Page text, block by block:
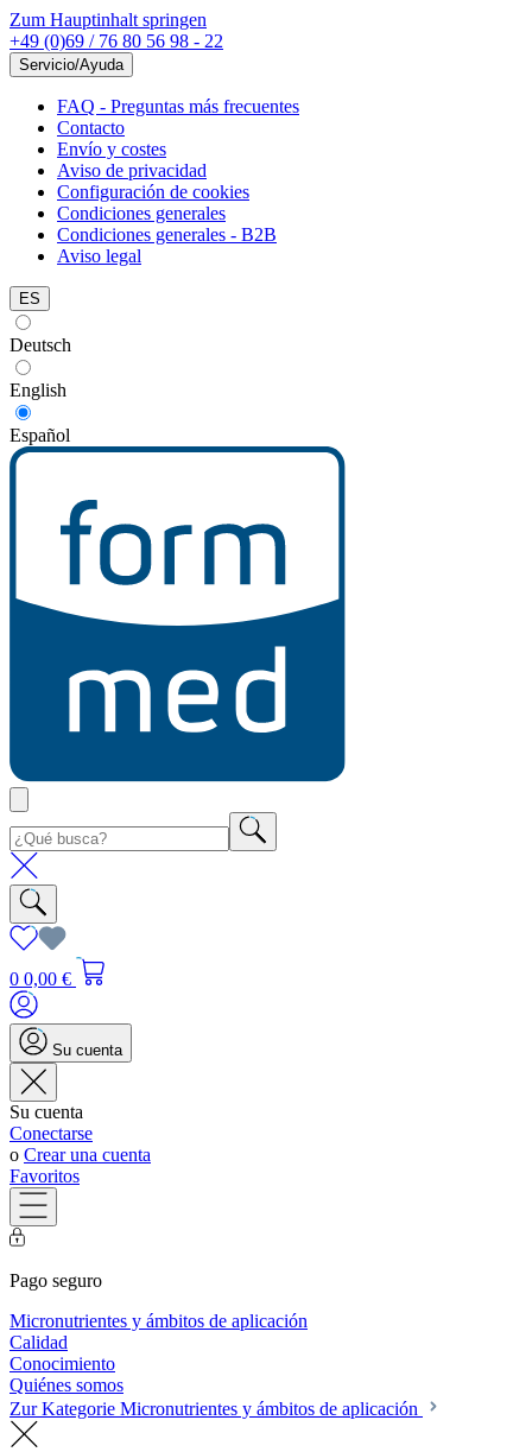
Zum Hauptinhalt springen
+49 (0)69 / 76 80 56 98 - 22
Servicio/Ayuda
FAQ - Preguntas más frecuentes
Contacto
Envío y costes
Aviso de privacidad
Configuración de cookies
Condiciones generales
Condiciones generales - B2B
Aviso legal
ES
Deutsch
English
Español
0 0,00 €
Su cuenta
Su cuenta
Conectarse
o Crear una cuenta
Favoritos
Pago seguro
Micronutrientes y ámbitos de aplicación
Calidad
Conocimiento
Quiénes somos
Zur Kategorie Micronutrientes y ámbitos de aplicación